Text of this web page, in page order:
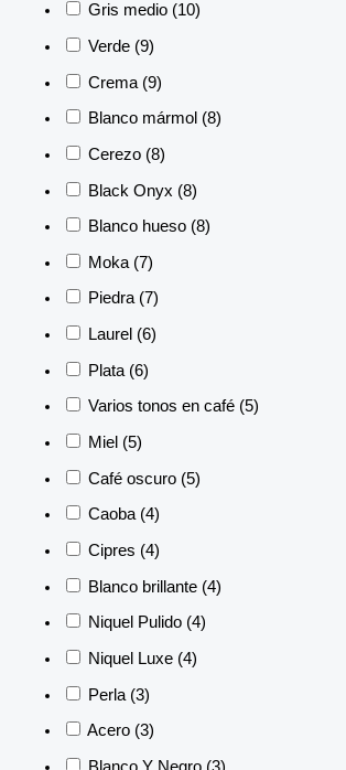
Gris medio (10)
Verde (9)
Crema (9)
Blanco mármol (8)
Cerezo (8)
Black Onyx (8)
Blanco hueso (8)
Moka (7)
Piedra (7)
Laurel (6)
Plata (6)
Varios tonos en café (5)
Miel (5)
Café oscuro (5)
Caoba (4)
Cipres (4)
Blanco brillante (4)
Niquel Pulido (4)
Niquel Luxe (4)
Perla (3)
Acero (3)
Blanco Y Negro (3)